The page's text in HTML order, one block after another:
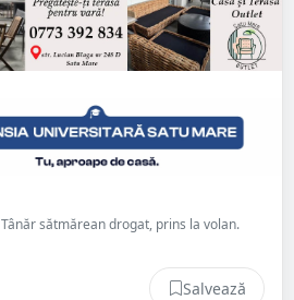
Tânăr sătmărean drogat, prins la volan.
Salvează